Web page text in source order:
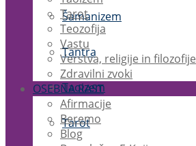
Šamanizem
Tantra
Taoizem
Tarot
Tarot
Teozofija
Vastu
Verstva, religije in filozofije
Zdravilni zvoki
OSEBNA RAST
Afirmacije
Beremo
Blog